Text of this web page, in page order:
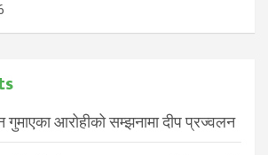
गुमाएका आरोहीको सम्झनामा दीप प्रज्वलन